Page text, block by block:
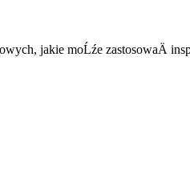
jakie moĹźe zastosowaÄ